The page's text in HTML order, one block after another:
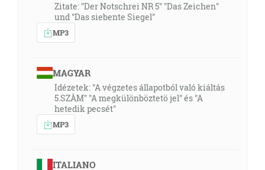
Zitate: "Der Notschrei NR 5" "Das Zeichen"
und "Das siebente Siegel"
MP3
MAGYAR
Idézetek: "A végzetes állapotból való kiáltás
5.SZÀM" "A megkülönböztetö jel" és "A
hetedik pecsét"
MP3
ITALIANO